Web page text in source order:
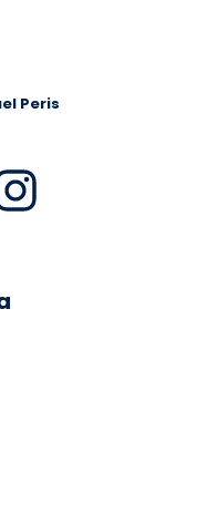
Peris